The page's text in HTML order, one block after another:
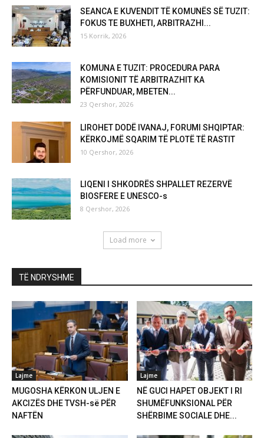
SEANCA E KUVENDIT TË KOMUNËS SË TUZIT:
FOKUS TE BUXHETI, ARBITRAZHI...
15 Korrik, 2026
KOMUNA E TUZIT: PROCEDURA PARA
KOMISIONIT TË ARBITRAZHIT KA
PËRFUNDUAR, MBETEN...
23 Qershor, 2026
LIROHET DODË IVANAJ, FORUMI SHQIPTAR:
KËRKOJMË SQARIM TË PLOTË TË RASTIT
10 Qershor, 2026
LIQENI I SHKODRËS SHPALLET REZERVË
BIOSFERE E UNESCO-s
8 Qershor, 2026
Load more
TË NDRYSHME
Lajme
MUGOSHA KËRKON ULJEN E
AKCIZËS DHE TVSH-së PËR
NAFTËN
Lajme
NË GUCI HAPET OBJEKT I RI
SHUMËFUNKSIONAL PËR
SHËRBIME SOCIALE DHE...